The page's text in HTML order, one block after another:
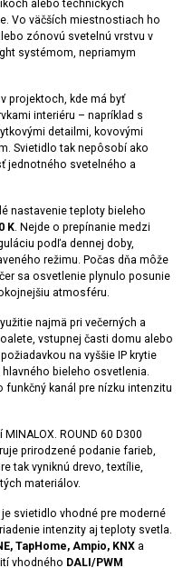
alebo technických
Vo väčších miestnostiach ho
zónovú svetelnú vrstvu v
systémom, nepriamym
projektoch, kde má byť
interiéru – napríklad s
detailmi, kovovými
Svietidlo tak nepôsobí ako
jednotného svetelného a
nastavenie teploty bieleho
K. Nejde o prepínanie medzi
podľa dennej doby,
režimu. Počas dňa môže
sa osvetlenie plynulo posunie
atmosféru.
najmä pri večerných a
vstupnej časti domu alebo
na vyššie IP krytie
bieleho osvetlenia.
kanál pre nízku intenzitu
ROUND 60 D300
prirodzené podanie farieb,
tak vyniknú drevo, textílie,
materiálov.
je svietidlo vhodné pre moderné
intenzity aj teploty svetla.
TapHome, Ampio, KNX a
vhodného DALI/PWM